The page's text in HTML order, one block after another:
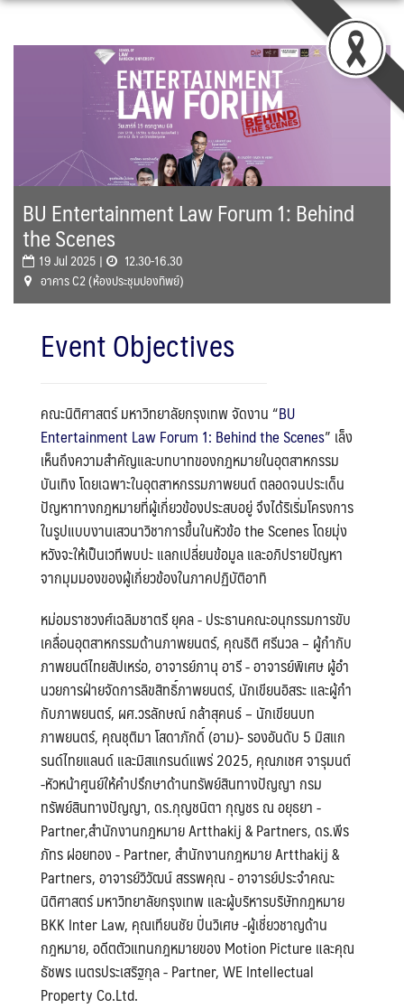
Skip
BU Entertainment Law Forum 1: Behind
the Scenes
19 Jul 2025 |
12.30-16.30
อาคาร C2 (ห้องประชุมปองทิพย์)
Event Objectives
คณะนิติศาสตร์ มหาวิทยาลัยกรุงเทพ จัดงาน “BU
Entertainment Law Forum 1: Behind the Scenes” เล็ง
เห็นถึงความสําคัญและบทบาทของกฎหมายในอุตสาหกรรม
บันเทิง โดยเฉพาะในอุตสาหกรรมภาพยนต์ ตลอดจนประเด็น
ปัญหาทางกฎหมายที่ผู้เกี่ยวข้องประสบอยู่ จึงได้ริเริ่มโครงการ
ในรูปแบบงานเสวนาวิชาการขึ้นในหัวข้อ the Scenes โดยมุ่ง
หวังจะให้เป็นเวทีพบปะ แลกเปลี่ยนข้อมูล และอภิปรายปัญหา
จากมุมมองของผู้เกี่ยวข้องในภาคปฏิบัติอาทิ
หม่อมราชวงศ์เฉลิมชาตรี ยุคล - ประธานคณะอนุกรรมการขับ
เคลื่อนอุตสาหกรรมด้านภาพยนตร์, คุณธิติ ศรีนวล – ผู้กำกับ
ภาพยนต์ไทยสัปเหร่อ, อาจารย์ภานุ อารี - อาจารย์พิเศษ ผู้อํา
นวยการฝ่ายจัดการลิขสิทธิ์ภาพยนตร์, นักเขียนอิสระ และผู้กํา
กับภาพยนตร์, ผศ.วรลักษณ์ กล้าสุคนธ์ – นักเขียนบท
ภาพยนตร์, คุณชุติมา โสดาภักดิ์ (อาม)- รองอันดับ 5 มิสแก
รนด์ไทยแลนด์ และมิสแกรนด์แพร่ 2025, คุณภเชศ จารุมนต์
-หัวหน้าศูนย์ให้คำปรึกษาด้านทรัพย์สินทางปัญญา กรม
ทรัพย์สินทางปัญญา, ดร.กุญชนิตา กุญชร ณ อยุธยา -
Partner,สำนักงานกฎหมาย Artthakij & Partners, ดร.พีร
ภัทร ฝอยทอง - Partner, สำนักงานกฎหมาย Artthakij &
Partners, อาจารย์วิวัฒน์ สรรพคุณ - อาจารย์ประจำคณะ
นิติศาสตร์ มหาวิทยาลัยกรุงเทพ และผู้บริหารบริษัทกฎหมาย
BKK Inter Law, คุณเทียนชัย ปิ่นวิเศษ -ผู้เชี่ยวชาญด้าน
กฎหมาย, อดีตตัวแทนกฎหมายของ Motion Picture และคุณ
ธัชพร เนตรประเสริฐกุล - Partner, WE Intellectual
Property Co.Ltd.